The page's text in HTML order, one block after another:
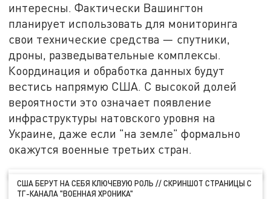
интересны. Фактически Вашингтон
планирует использовать для мониторинга
свои технические средства — спутники,
дроны, разведывательные комплексы.
Координация и обработка данных будут
вестись напрямую США. С высокой долей
вероятности это означает появление
инфраструктуры натовского уровня на
Украине, даже если "на земле" формально
окажутся военные третьих стран.
США БЕРУТ НА СЕБЯ КЛЮЧЕВУЮ РОЛЬ // СКРИНШОТ СТРАНИЦЫ С
ТГ-КАНАЛА "ВОЕННАЯ ХРОНИКА"